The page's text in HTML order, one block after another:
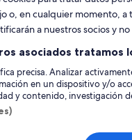
en O Grove
Alquiler de
o, en cualquier momento,
a nuestros socios y
asociados tratamos
precisa. Analizar
en un dispositivo y/o
y contenido, investigación